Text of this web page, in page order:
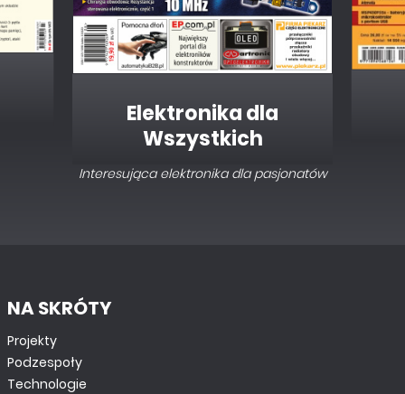
Elektronika dla
Wszystkich
Interesująca elektronika dla pasjonatów
NA SKRÓTY
Projekty
Podzespoły
Technologie